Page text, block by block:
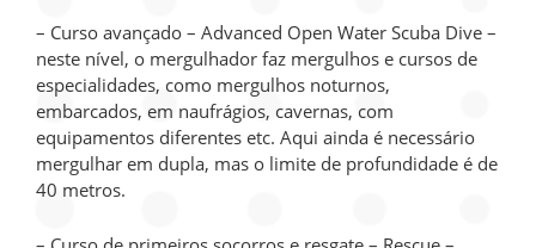
– Curso avançado – Advanced Open Water Scuba Dive –
neste nível, o mergulhador faz mergulhos e cursos de
especialidades, como mergulhos noturnos,
embarcados, em naufrágios, cavernas, com
equipamentos diferentes etc. Aqui ainda é necessário
mergulhar em dupla, mas o limite de profundidade é de
40 metros.